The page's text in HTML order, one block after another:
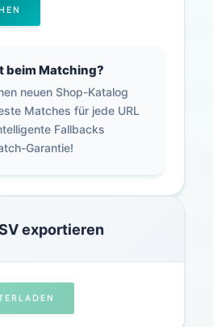
beim Matching?
neuen Shop-Katalog
Matches für jede URL
Fallbacks
Garantie!
exportieren